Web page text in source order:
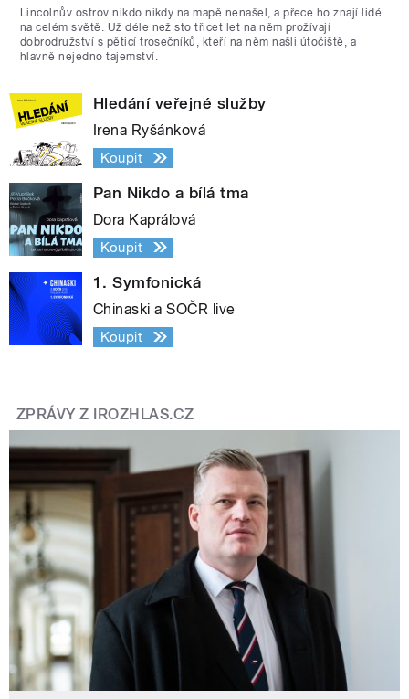
Lincolnův ostrov nikdo nikdy na mapě nenašel, a přece ho znají lidé
na celém světě. Už déle než sto třicet let na něm prožívají
dobrodružství s pěticí trosečníků, kteří na něm našli útočiště, a
hlavně nejedno tajemství.
Hledání veřejné služby
Irena Ryšánková
Koupit
Pan Nikdo a bílá tma
Dora Kaprálová
Koupit
1. Symfonická
Chinaski a SOČR live
Koupit
ZPRÁVY Z IROZHLAS.CZ